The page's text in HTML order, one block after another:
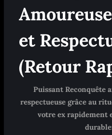
et
(Retour
Puissant Reconquête
respectueuse grâce au
votre ex rapidement